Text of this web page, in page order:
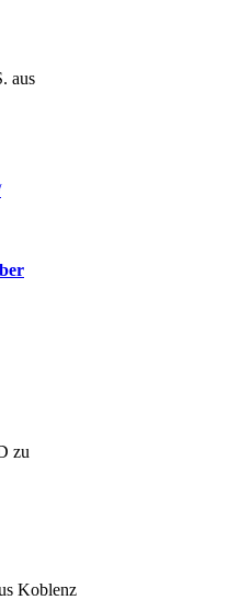
aus
zu
Koblenz